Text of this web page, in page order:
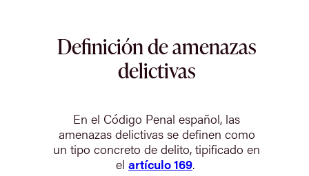
Definición de amenazas
delictivas
En el Código Penal español, las
amenazas delictivas se definen como
un tipo concreto de delito, tipificado en
el artículo 169.